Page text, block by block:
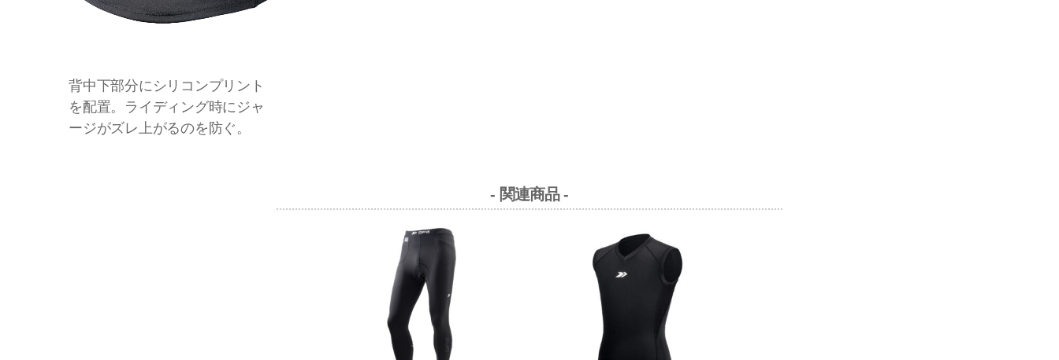
背中下部分にシリコンプリント
を配置。ライディング時にジャ
ージがズレ上がるのを防ぐ。
- 関連商品 -